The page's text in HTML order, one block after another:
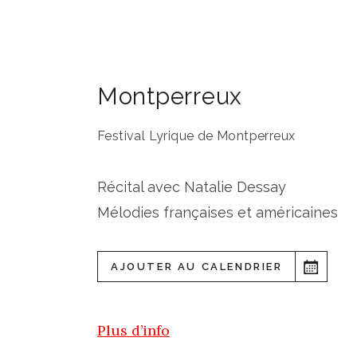
Montperreux
Festival Lyrique de Montperreux
Récital avec Natalie Dessay
Mélodies françaises et américaines
AJOUTER AU CALENDRIER
Plus d’info